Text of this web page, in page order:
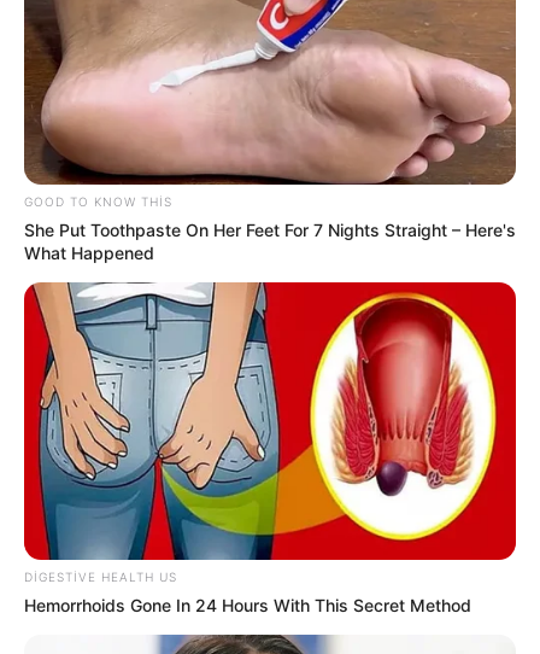
19:59 / 06 Avqust 2026
Bu məktəblər üzrə vakansiya seçimi
başlayır
63 0
GOOD TO KNOW THIS
She Put Toothpaste On Her Feet For 7 Nights Straight – Here's
What Happened
DIGESTIVE HEALTH US
Hemorrhoids Gone In 24 Hours With This Secret Method